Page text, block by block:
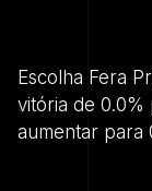
Escolha Fera
vitória de
aumentar para